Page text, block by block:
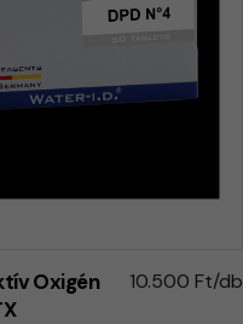
Oxigén
10.500 Ft/db